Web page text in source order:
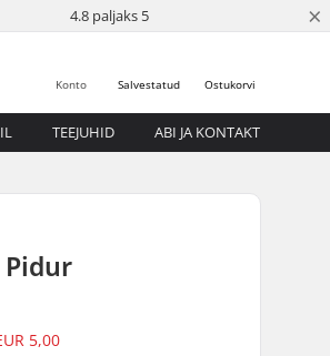
4.8 paljaks 5 ×
Ostukorvi
Salvestatud
Konto
TEEJUHID ABI JA KONTAKT
Pidur
5,00